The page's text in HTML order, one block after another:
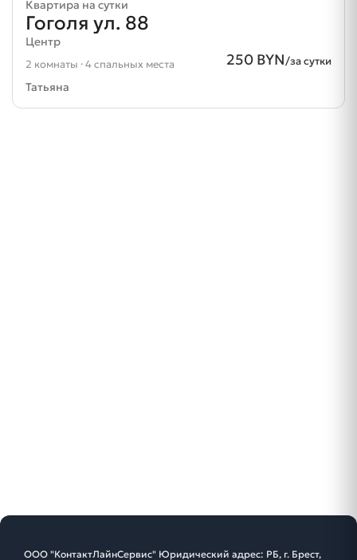
Квартира на сутки
Гоголя ул. 88
Центр
250 BYN/за сутки
2 комнаты · 4 спальных места
Татьяна
ООО "КонтактЛайнСервис" Юридический адрес: РБ, г. Брест,